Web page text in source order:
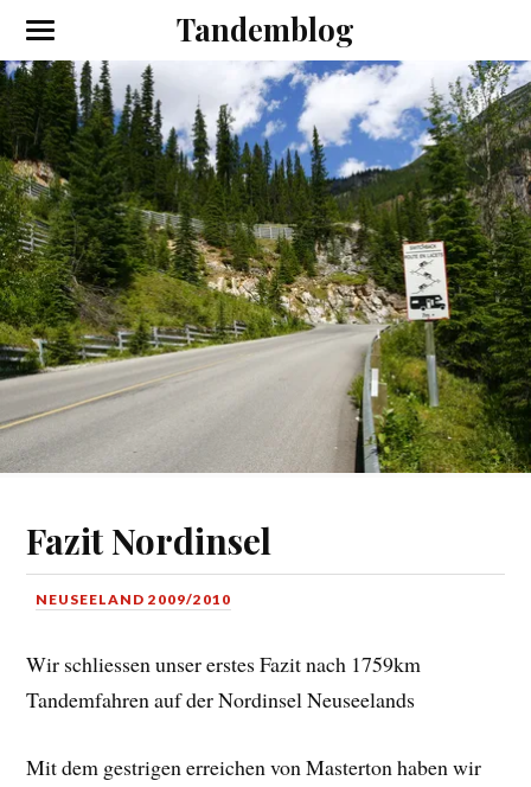
Tandemblog
Fazit Nordinsel
NEUSEELAND 2009/2010
Wir schliessen unser erstes Fazit nach 1759km
Tandemfahren auf der Nordinsel Neuseelands
Mit dem gestrigen erreichen von Masterton haben wir